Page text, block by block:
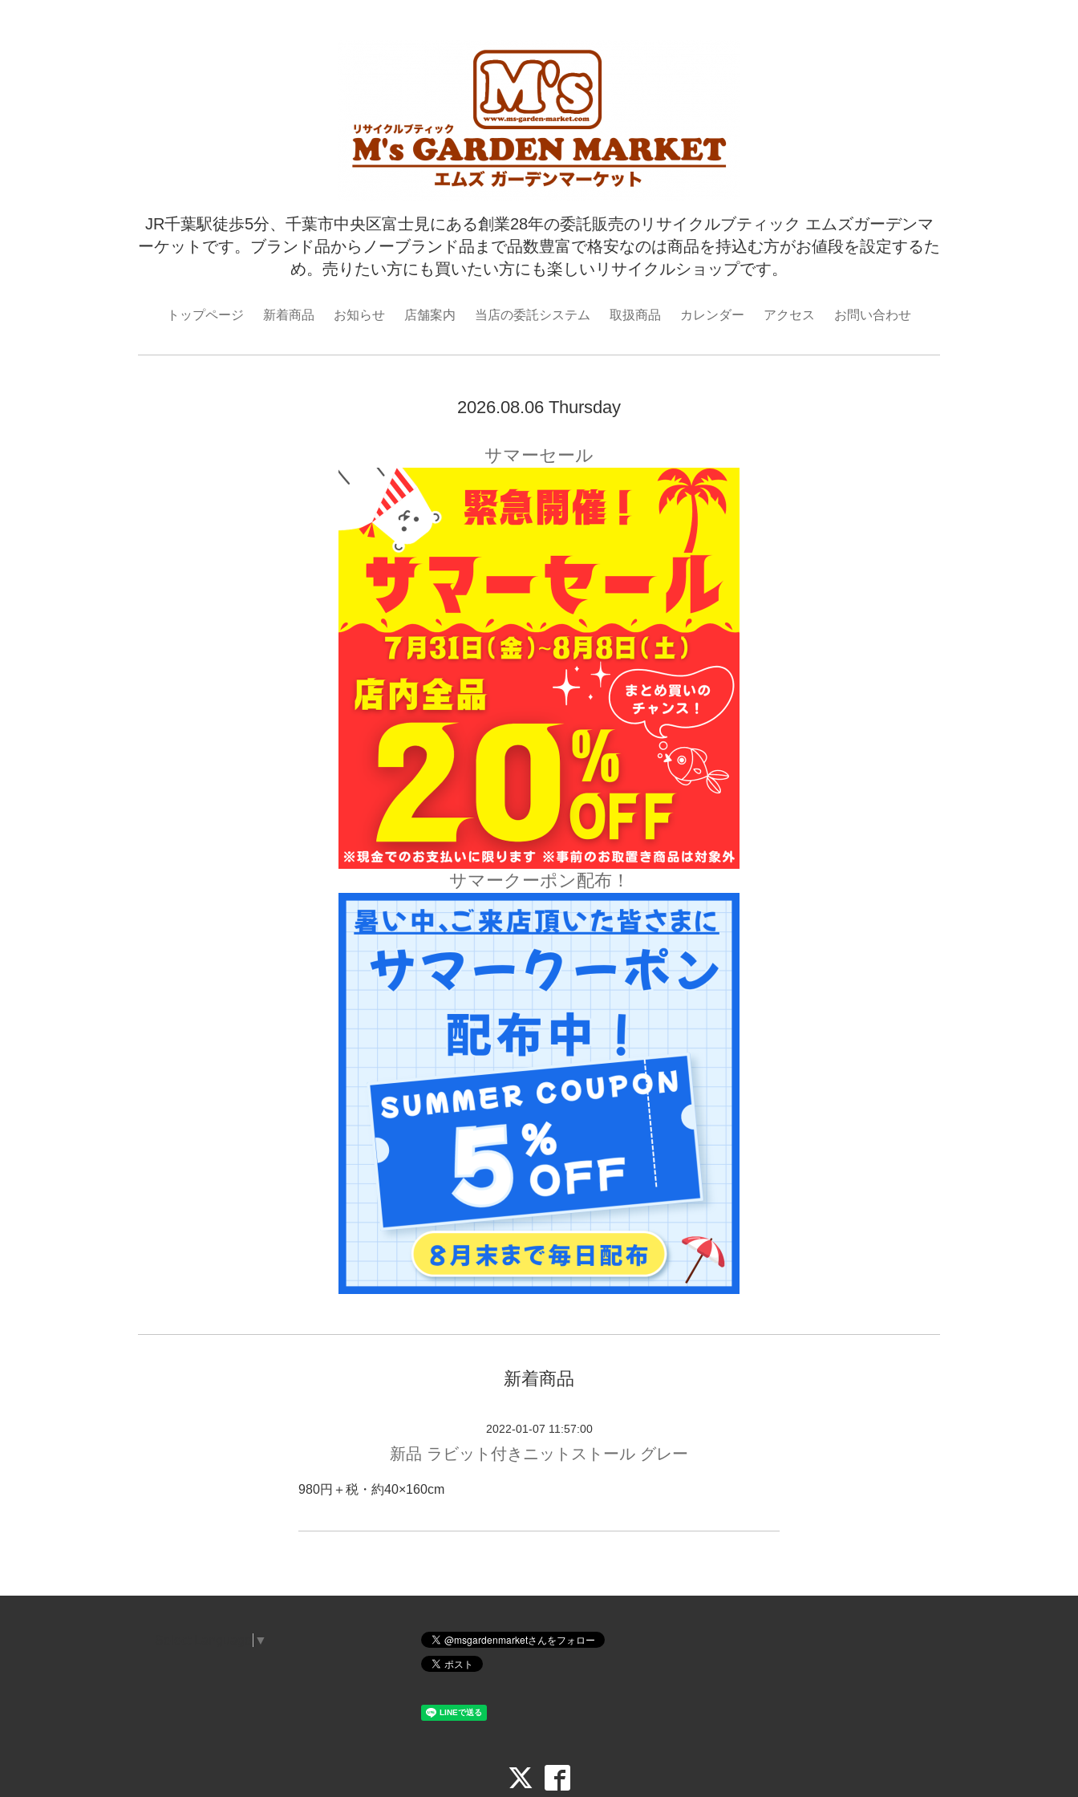
JR千葉駅徒歩5分、千葉市中央区富士見にある創業28年の委託販売のリサイクルブティック エムズガーデンマ
ーケットです。ブランド品からノーブランド品まで品数豊富で格安なのは商品を持込む方がお値段を設定するた
め。売りたい方にも買いたい方にも楽しいリサイクルショップです。
トップページ 新着商品 お知らせ 店舗案内 当店の委託システム 取扱商品 カレンダー アクセス お問い合わせ
2026.08.06 Thursday
サマーセール
サマークーポン配布！
新着商品
2022-01-07 11:57:00
新品 ラビット付きニットストール グレー
980円＋税・約40×160cm
▼